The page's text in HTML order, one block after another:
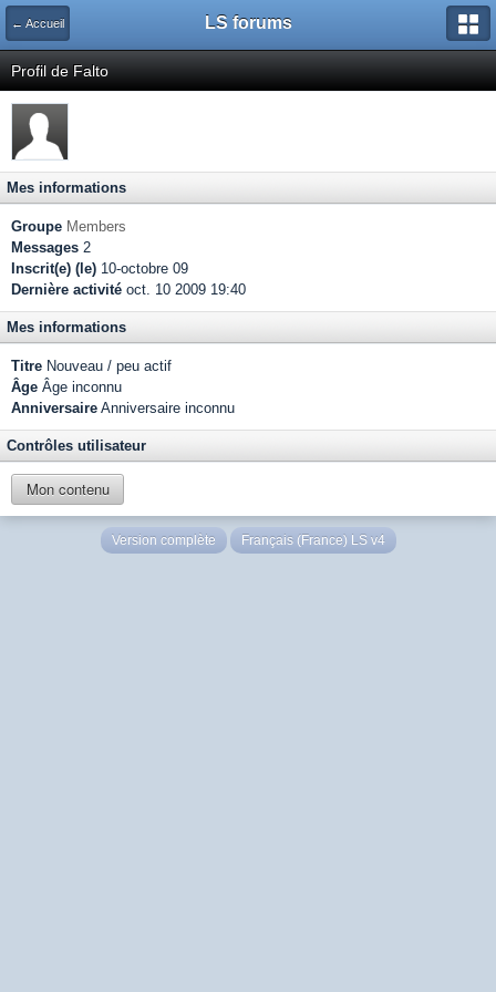
← Accueil LS forums
Profil de Falto
Mes informations
Groupe Members
Messages 2
Inscrit(e) (le) 10-octobre 09
Dernière activité oct. 10 2009 19:40
Mes informations
Titre Nouveau / peu actif
Âge Âge inconnu
Anniversaire Anniversaire inconnu
Contrôles utilisateur
Mon contenu
Version complète Français (France) LS v4